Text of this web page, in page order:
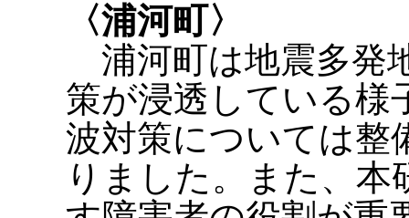
〈浦河町〉
浦河町は地震多発
策が浸透している様
波対策については整
りました。また、